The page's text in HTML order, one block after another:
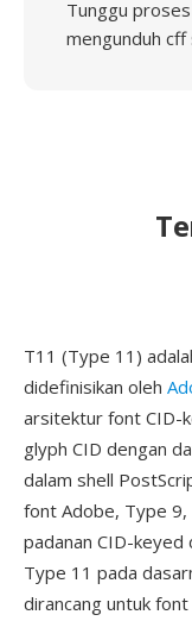
Tunggu
mengunduh cff
T11 (Type 11)
didefinisikan oleh
arsitektur font CID-
glyph CID dengan
dalam shell
font Adobe, Type 9,
padanan CID-
Type 11 pada
dirancang untuk